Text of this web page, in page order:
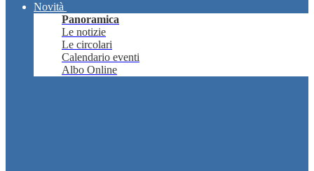
Novità
Panoramica
Le notizie
Le circolari
Calendario eventi
Albo Online